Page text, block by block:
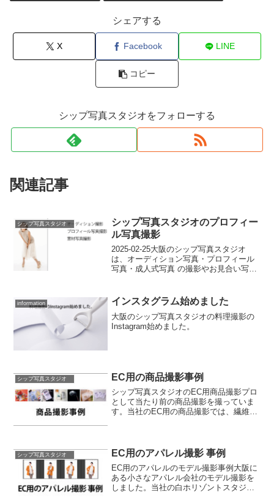
シェアする
X Facebook LINE
コピー
シップ写真スタジオをフォローする
関連記事
シップ写真スタジオ
シップ写真スタジオのプロフィー
ル写真撮影
2025-02-25大阪のシップ写真スタジオ
は、オーディション写真・プロフィール
写真・成人式写真 の撮影やお見合い写真
ん、お客様のご要望を叶える人物撮影を
得意としておりま...
information インスタグラム始めました
大阪のシップ写真スタジオの料理撮影の
Instagram始めました。
シップ写真スタジオ EC用の商品撮影事例
シップ写真スタジオのEC用商品撮影プロ
として当たり前の商品撮影を撮っていま
す。当社のEC用の商品撮影では、繊維物
シップ写真スタジオ EC用のアパレル撮影 事例
EC用のアパレルのモデル撮影事例大阪に
ある小さなアパレル会社のモデル撮影を
しました。当社の白ホリゾントスタジオ